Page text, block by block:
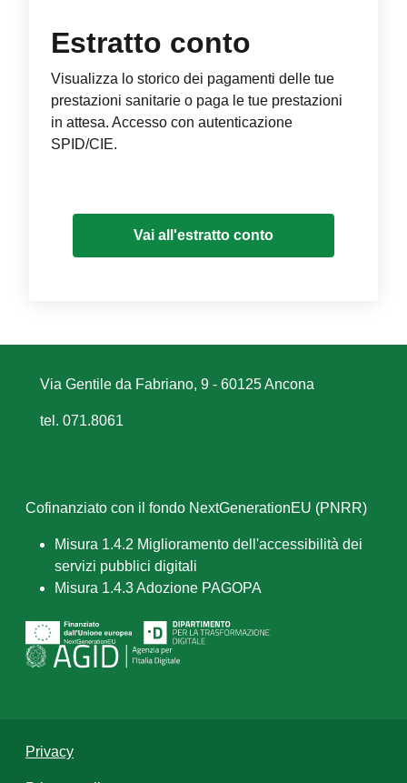
Estratto conto
Visualizza lo storico dei pagamenti delle tue
prestazioni sanitarie o paga le tue prestazioni
in attesa. Accesso con autenticazione
SPID/CIE.
Vai all'estratto conto
Via Gentile da Fabriano, 9 - 60125 Ancona
tel. 071.8061
Cofinanziato con il fondo NextGenerationEU (PNRR)
Misura 1.4.2 Miglioramento dell'accessibilità dei
servizi pubblici digitali
Misura 1.4.3 Adozione PAGOPA
Privacy